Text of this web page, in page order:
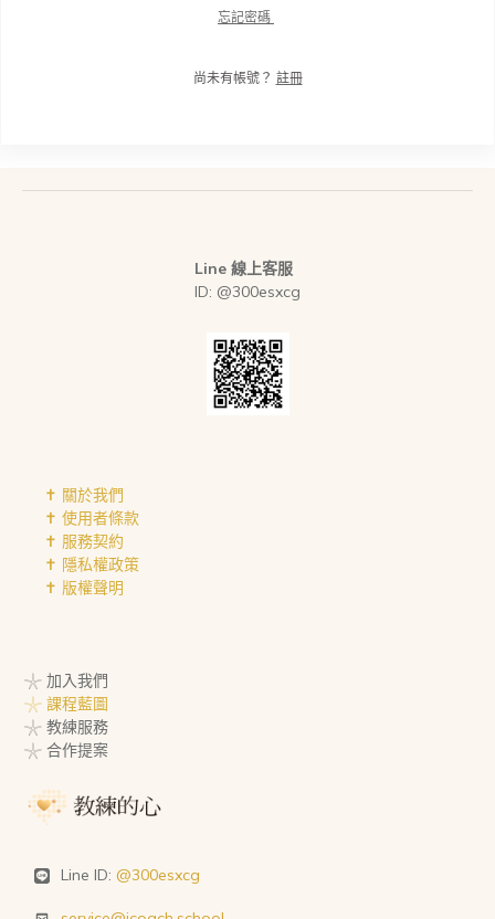
忘記密碼
尚未有帳號？ 註冊
Line 線上客服
ID: @300esxcg
✝︎ 關於我們
✝︎ 使用者條款
✝︎ 服務契約
✝︎ 隱私權政策
✝︎ 版權聲明
𓇼 加入我們
𓇼 課程藍圖
𓇼 教練服務
𓇼 合作提案
Line ID: @300esxcg